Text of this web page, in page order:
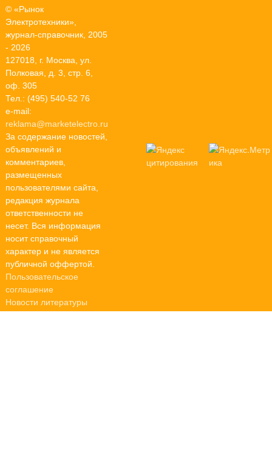
© «Рынок
Электротехники»,
журнал-справочник, 2005
- 2026
127018, г. Москва, ул.
Полковая, д. 3, стр. 6,
оф. 305
Тел.: (495) 540-52 76
e-mail:
reklama@marketelectro.ru
За содержание новостей,
объявлений и
комментариев,
размещенных
пользователями сайта,
редакция журнала
ответственности не
несет. Вся информация
носит справочный
характер и не является
публичной оффертой.
Пользовательское
соглашение
Новости литературы